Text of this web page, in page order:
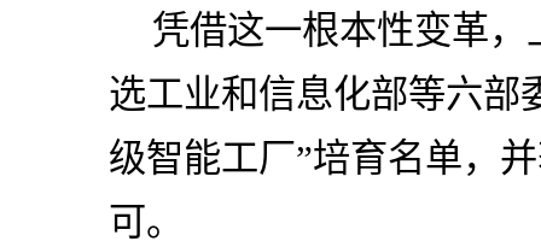
凭借这一根本性变革
选工业和信息化部等六部
级智能工厂”培育名单，
可。